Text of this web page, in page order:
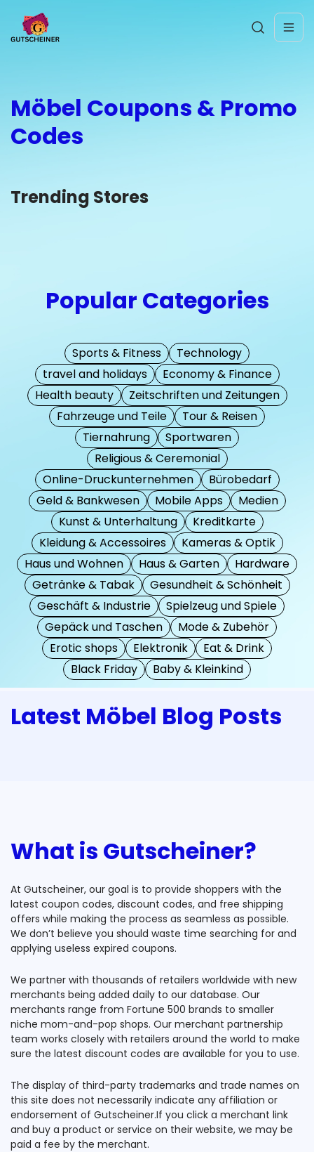
Möbel Coupons & Promo
Codes
Trending Stores
Popular Categories
Sports & Fitness
Technology
travel and holidays
Economy & Finance
Health beauty
Zeitschriften und Zeitungen
Fahrzeuge und Teile
Tour & Reisen
Tiernahrung
Sportwaren
Religious & Ceremonial
Online-Druckunternehmen
Bürobedarf
Geld & Bankwesen
Mobile Apps
Medien
Kunst & Unterhaltung
Kreditkarte
Kleidung & Accessoires
Kameras & Optik
Haus und Wohnen
Haus & Garten
Hardware
Getränke & Tabak
Gesundheit & Schönheit
Geschäft & Industrie
Spielzeug und Spiele
Gepäck und Taschen
Mode & Zubehör
Erotic shops
Elektronik
Eat & Drink
Black Friday
Baby & Kleinkind
Latest Möbel Blog Posts
What is Gutscheiner?
At Gutscheiner, our goal is to provide shoppers with the
latest coupon codes, discount codes, and free shipping
offers while making the process as seamless as possible.
We don’t believe you should waste time searching for and
applying useless expired coupons.
We partner with thousands of retailers worldwide with new
merchants being added daily to our database. Our
merchants range from Fortune 500 brands to smaller
niche mom-and-pop shops. Our merchant partnership
team works closely with retailers around the world to make
sure the latest discount codes are available for you to use.
The display of third-party trademarks and trade names on
this site does not necessarily indicate any affiliation or
endorsement of Gutscheiner.If you click a merchant link
and buy a product or service on their website, we may be
paid a fee by the merchant.